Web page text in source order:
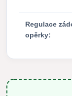
Regulace
opěrky: